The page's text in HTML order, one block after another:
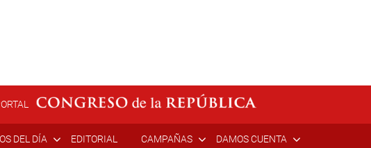
DEL DÍA EDITORIAL CAMPAÑAS DAMOS CUENTA